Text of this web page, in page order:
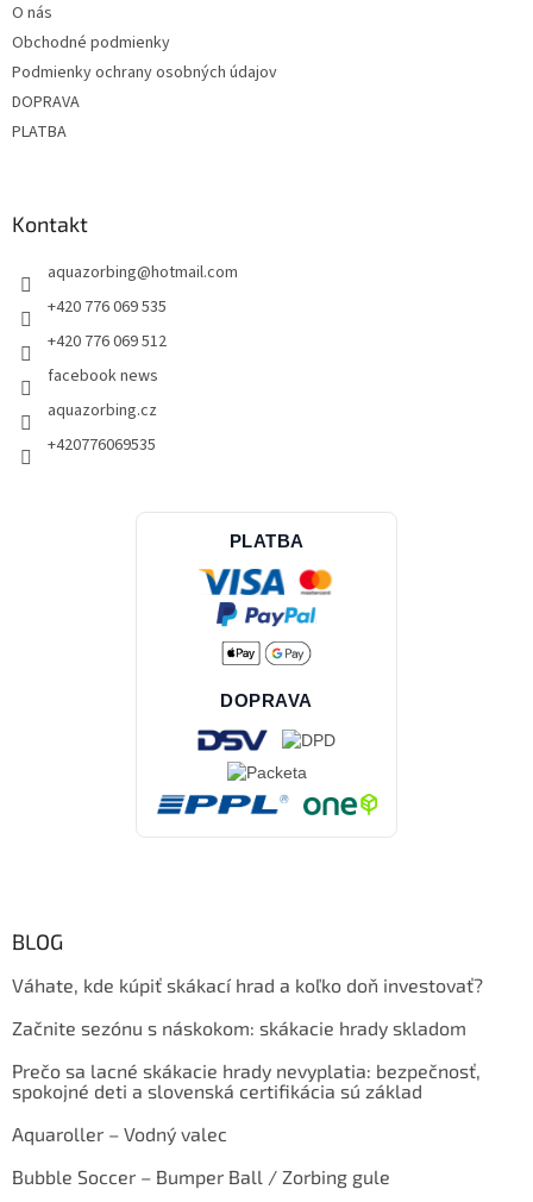
y
O nás
Obchodné podmienky
Podmienky ochrany osobných údajov
DOPRAVA
PLATBA
Kontakt
aquazorbing@hotmail.com
+420 776 069 535
+420 776 069 512
facebook news
aquazorbing.cz
+420776069535
PLATBA
DOPRAVA
BLOG
Váhate, kde kúpiť skákací hrad a koľko doň investovať?
Začnite sezónu s náskokom: skákacie hrady skladom
Prečo sa lacné skákacie hrady nevyplatia: bezpečnosť,
spokojné deti a slovenská certifikácia sú základ
Aquaroller – Vodný valec
Bubble Soccer – Bumper Ball / Zorbing gule